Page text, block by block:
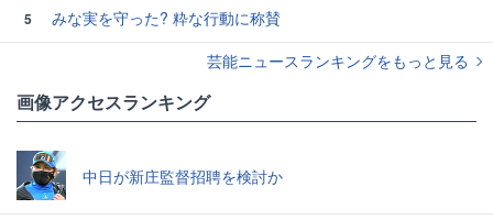
5
みな実を守った? 粋な行動に称賛
芸能ニュースランキングをもっと見る
画像アクセスランキング
中日が新庄監督招聘を検討か